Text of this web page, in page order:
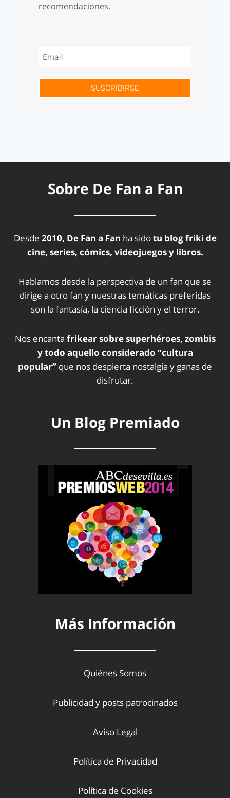
recomendaciones.
SUSCRÍBIRSE
Sobre De Fan a Fan
Desde 2010, De Fan a Fan ha sidotu blog friki de
cine, series, cómics, videojuegos y libros.
Hablamos desde la perspectiva de un fan que se
dirige a otro fan y nuestras temáticas preferidas
son la fantasía, la ciencia ficción y el terror.
Nos encanta frikear sobre superhéroes, zombis
y todo aquello considerado “cultura
popular” que nos despierta nostalgia y ganas de
disfrutar.
Un Blog Premiado
Más Información
Quiénes Somos
Publicidad y posts patrocinados
Aviso Legal
Política de Privacidad
Política de Cookies